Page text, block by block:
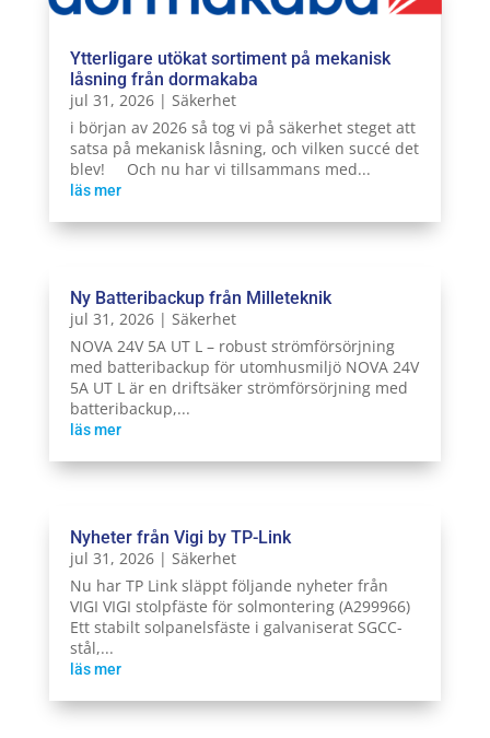
Ytterligare utökat sortiment på mekanisk
låsning från dormakaba
jul 31, 2026| Säkerhet
i början av 2026 så tog vi på säkerhet steget att
satsa på mekanisk låsning, och vilken succé det
blev! Och nu har vi tillsammans med...
läs mer
Ny Batteribackup från Milleteknik
jul 31, 2026| Säkerhet
NOVA 24V 5A UT L – robust strömförsörjning
med batteribackup för utomhusmiljö NOVA 24V
5A UT L är en driftsäker strömförsörjning med
batteribackup,...
läs mer
Nyheter från Vigi by TP-Link
jul 31, 2026| Säkerhet
Nu har TP Link släppt följande nyheter från
VIGI VIGI stolpfäste för solmontering (A299966)
Ett stabilt solpanelsfäste i galvaniserat SGCC-
stål,...
läs mer